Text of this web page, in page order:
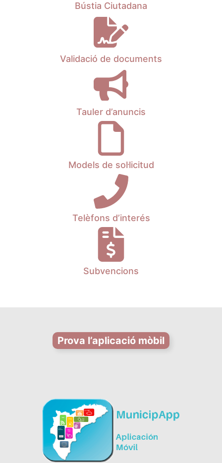
Bústia Ciutadana
Validació de documents
Tauler d’anuncis
Models de sol·licitud
Telèfons d’interés
Subvencions
Prova l’aplicació mòbil